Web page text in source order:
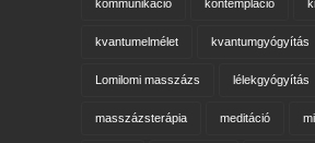
kommunikáció kontempláció
kvantumelmélet kvantumgyógyítás
Lomilomi masszázs lélekgyógyítás
masszázsterápia meditáció